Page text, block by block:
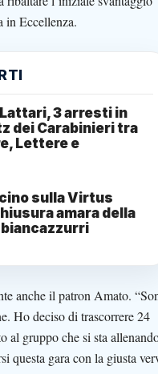
in Eccellenza.
3 arresti in
dei Carabinieri tra
Lettere e
sulla Virtus
amara della
anche il patron Amato.
Ho deciso di trascorrere 24
al gruppo che si sta
questa gara con la giusta